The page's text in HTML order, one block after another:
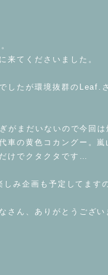
来てくださいました。
したが環境抜群のLeaf.
がまだいないので今回
車の黄色コカングー。
けでクタクタです…
み企画も予定してます
さん、ありがとうござい